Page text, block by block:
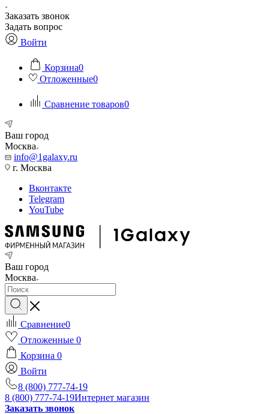
Заказать звонок
Задать вопрос
Войти
Корзина0
Отложенные0
Сравнение товаров0
Ваш город
Москва
info@1galaxy.ru
г. Москва
Вконтакте
Telegram
YouTube
Ваш город
Москва
Сравнение0
Отложенные 0
Корзина 0
Войти
8 (800) 777-74-19
8 (800) 777-74-19Интернет магазин
Заказать звонок